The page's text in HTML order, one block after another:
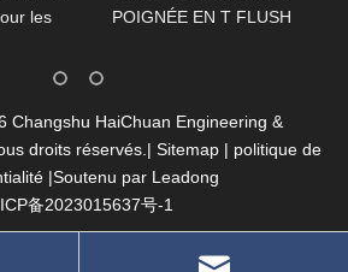
les
POIGNÉE EN T FLUSH
Changshu HaiChuan Engineering &
droits réservés.| Sitemap | politique de
|Soutenu par Leadong
备2023015637号-1